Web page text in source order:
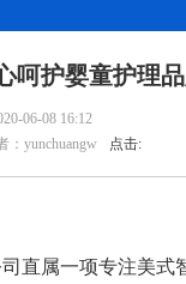
呵护婴童护理
06-08 16:12
：yunchuangw 点击:
直属一项专注美式